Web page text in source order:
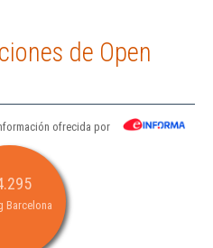
de Open
ofrecida por
Barcelona